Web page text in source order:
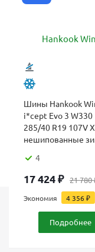
Шины Hankook
i*cept Evo 3 W330
285/40 R19 107V
нешипованные
4
17 424₽ 21 780
Экономия 4 356₽
Подробнее